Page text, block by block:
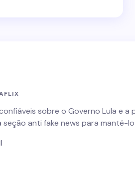
sobre o Governo Lula e
seção anti fake news para mantê-